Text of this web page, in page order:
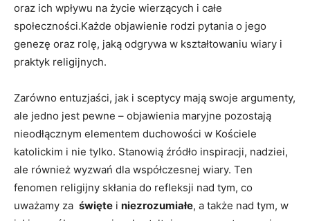
oraz ich wpływu na życie wierzących i całe
społeczności.Każde objawienie ​rodzi pytania o jego
genezę oraz rolę, jaką odgrywa w kształtowaniu⁢ wiary i
⁢praktyk ⁢religijnych.
Zarówno entuzjaści, jak i sceptycy mają swoje argumenty,
ale ⁢jedno jest⁣ pewne – objawienia maryjne⁢ pozostają⁤
nieodłącznym elementem duchowości‌ w Kościele
katolickim ‍i nie⁢ tylko. Stanowią źródło inspiracji, nadziei,
ale również wyzwań ⁢dla współczesnej wiary.‍ Ten​
fenomen religijny skłania do refleksji nad tym, co
uważamy ‍za ‍ święte i niezrozumiałe, a ⁢także ⁢nad ‌tym, ‍w